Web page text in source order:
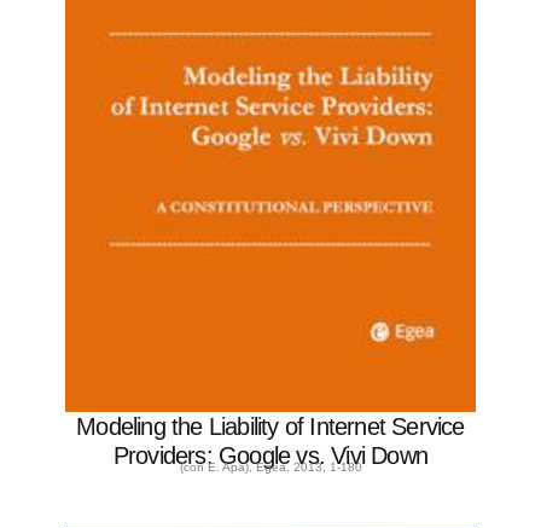
Modeling the Liability of Internet Service
Providers: Google vs. Vivi Down
(con E. Apa), Egea, 2013, 1-180